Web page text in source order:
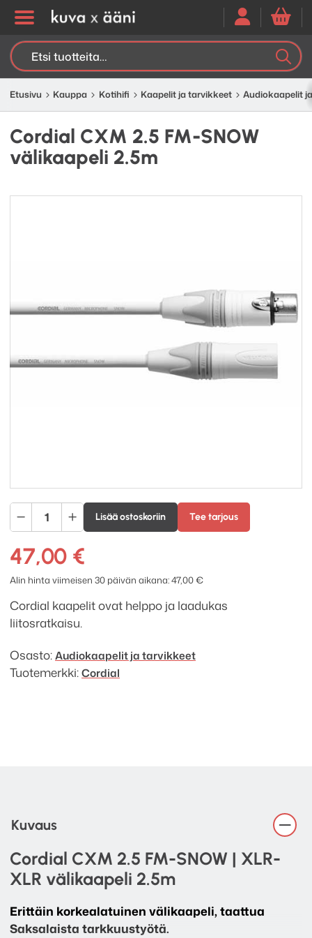
Etsi:
Etusivu Kauppa Kotihifi Kaapelit ja tarvikkeet Audiokaapelit
Cordial CXM 2.5 FM-SNOW
välikaapeli 2.5m
Cordial
CXM
2.5
FM-
SNOW
välikaapeli
2.5m
määrä
Lisää ostoskoriin Tee tarjous
47,00 €
Alin hinta viimeisen 30 päivän aikana:47,00€
Cordial kaapelit ovat helppo ja laadukas
liitosratkaisu.
Osasto:Audiokaapelit ja tarvikkeet
Tuotemerkki:Cordial
Kuvaus
Cordial CXM 2.5 FM-SNOW | XLR-
XLR välikaapeli 2.5m
Erittäin korkealatuinen välikaapeli, taattua
Saksalaista tarkkuustyötä.